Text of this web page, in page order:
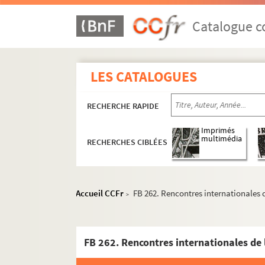
Catalogue
LES CATALOGUES
RECHERCHE RAPIDE
RECHERCHES CIBLÉES
Imprimés
multimédia
Accueil CCFr > FB 262. Rencontres internationales
FB 262. Rencontres internationales
Projets audiovisuels
Activités culturelles
Associations, fondations et comités
Les Amys de Rezay
Les Amis de George Sand
FB 247. La fondation Sand
Comité George Sand